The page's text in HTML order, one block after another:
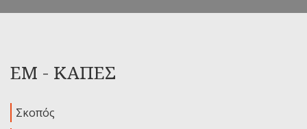
ΕΜ - ΚΑΠΕΣ
Σκοπός